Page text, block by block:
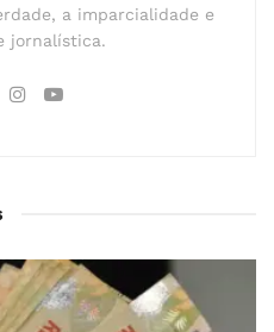
a imparcialidade e
jornalística.